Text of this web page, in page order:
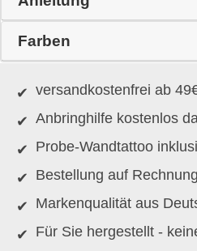
Farben
versandkostenfrei ab
Anbringhilfe kostenlos
Probe-Wandtattoo
Bestellung auf
Markenqualität aus
Für Sie hergestellt -